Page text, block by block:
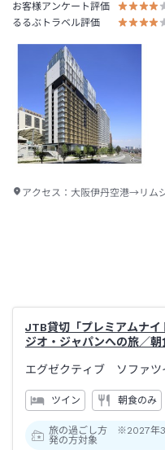
お客様アンケート評価
るるぶトラベル評価
アクセス： 大阪伊丹空港→リム
JTB貸切「プレミアムナイ
ジオ・ジャパンへの旅／朝
エグゼクティブ ソファ
ツイン 朝食のみ
旅の過ごし方 ※2027年3
発の方対象